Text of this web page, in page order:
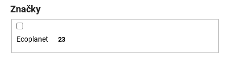
Značky
Ecoplanet 23
m
e
VÝPRODEJ